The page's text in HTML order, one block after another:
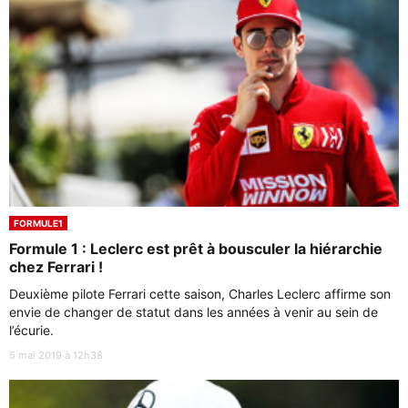
FORMULE1
Formule 1 : Leclerc est prêt à bousculer la hiérarchie
chez Ferrari !
Deuxième pilote Ferrari cette saison, Charles Leclerc affirme son
envie de changer de statut dans les années à venir au sein de
l’écurie.
5 mai 2019 à 12h38